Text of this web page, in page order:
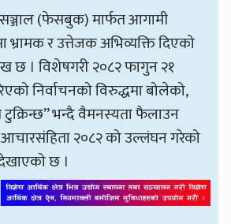
(फेसबुक) मार्फत आगामी
भ्रामक र उत्तेजक अभिव्यक्ति दिएको
छ । विशेषगरी २०८२ फागुन २१
निर्वाचनको विरुद्धमा बोलेको,
टुक्रिन्छ” भन्दै वैमनस्यता फैलाउन
२०८२ को उल्लंघन गरेको
छ ।